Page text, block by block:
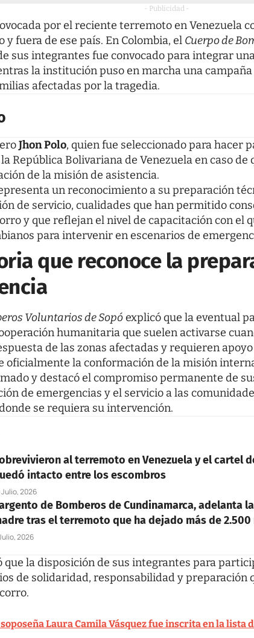
- Publicidad -
por el reciente terremoto en Venezuela
fuera de ese país. En Colombia, el Cuerpo de
sus integrantes fue convocado para integrar
la institución puso en marcha una campaña
afectadas por la tragedia.
Jhon Polo, quien fue seleccionado para hacer
República Bolivariana de Venezuela en caso
de la misión de asistencia.
un reconocimiento a su preparación
de servicio, cualidades que han permitido
y que reflejan el nivel de capacitación con el
para intervenir en escenarios de
que reconoce la
Voluntarios de Sopóexplicó que la eventual
humanitaria que suelen activarse
de las zonas afectadas y requieren
oficialmente la conformación de la misión
y destacó el compromiso permanente de
de emergencias y el servicio a las
se requiera su intervención.
al terremoto en Venezuela y el cartel
intacto entre los escombros
Julio, 2026
de Bomberos de Cundinamarca, adelanta
tras el terremoto que ha dejado más de
2026
que la disposición de sus integrantes para
de solidaridad, responsabilidad y preparación
Laura Camila Vásquez fue inscrita en la lista